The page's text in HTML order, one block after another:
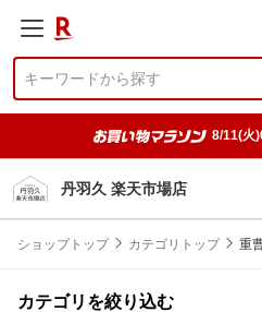
8/11(火
丹羽久 楽天市場店
ショップトップ カテゴリトップ 重
カテゴリを絞り込む